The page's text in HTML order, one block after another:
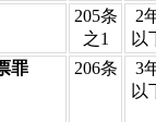
205条
之1
2
以
罪 206条
3
以